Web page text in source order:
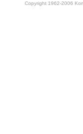
Copyright 1962-2006